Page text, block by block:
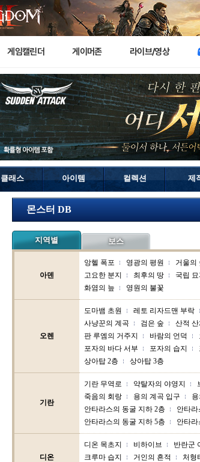
게임캘린더 게이머존 라이브/영상
클래스 아이템 컬렉션 제
몬스터 DB
지역별 보스
아덴
앙헬 폭포 영광의 평원 거울의
고요한 분지
최후의 땅 국립 묘
화염의 늪
영원의 불꽃
오렌
도마뱀 초원 레토 리자드맨 부락
사냥꾼의 계곡
검은 숲 산적 산
판 루엠의 거주지
바람의 언덕
포자의 바다 서부
포자의 습지
상아탑 2층
상아탑 3층
기란
기란 무역로 약탈자의 야영지
죽음의 회랑
용의 계곡 입구
안타라스의 동굴 지하 2층
안타라
안타라스의 동굴 지하 5층
안타라
디온
디온 목초지 비하이브 반란군
크루마 습지
거인의 흔적 처형